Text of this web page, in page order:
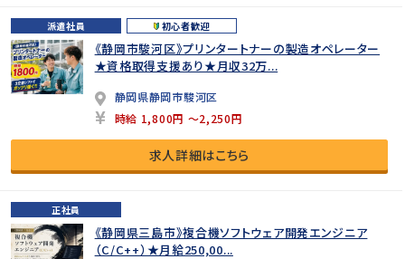
派遣社員 初心者歓迎
《静岡市駿河区》プリンタートナーの製造オペレーター
★資格取得支援あり★月収32万...
静岡県静岡市駿河区
時給 1,800円 ～2,250円
求人詳細はこちら
正社員
《静岡県三島市》複合機ソフトウェア開発エンジニア
（C/C++）★月給250,00...